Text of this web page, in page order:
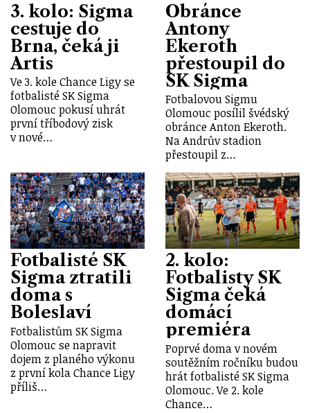
3. kolo: Sigma
cestuje do
Brna, čeká ji
Artis
Ve 3. kole Chance Ligy se
fotbalisté SK Sigma
Olomouc pokusí uhrát
první tříbodový zisk
v nové…
Obránce
Antony
Ekeroth
přestoupil do
SK Sigma
Fotbalovou Sigmu
Olomouc posílil švédský
obránce Anton Ekeroth.
Na Andrův stadion
přestoupil z…
Fotbalisté SK
Sigma ztratili
doma s
Boleslaví
Fotbalistům SK Sigma
Olomouc se napravit
dojem z planého výkonu
z první kola Chance Ligy
příliš…
2. kolo:
Fotbalisty SK
Sigma čeká
domácí
premiéra
Poprvé doma v novém
soutěžním ročníku budou
hrát fotbalisté SK Sigma
Olomouc. Ve 2. kole
Chance…